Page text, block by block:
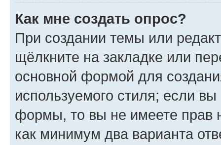
Как мне создать опрос?
При создании темы или
щёлкните на закладке или
основной формой для
используемого стиля; если
формы, то вы не имеете прав
как минимум два варианта